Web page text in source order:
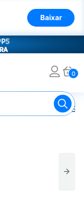
Baixar
0
Infantil